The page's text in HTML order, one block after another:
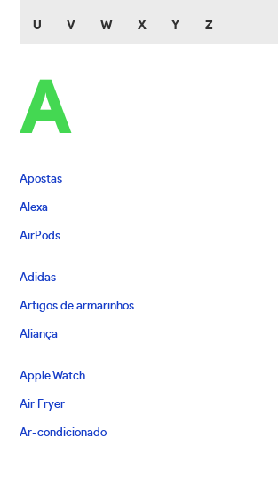
U V W X Y Z
A
Apostas
Alexa
AirPods
Adidas
Artigos de armarinhos
Aliança
Apple Watch
Air Fryer
Ar-condicionado